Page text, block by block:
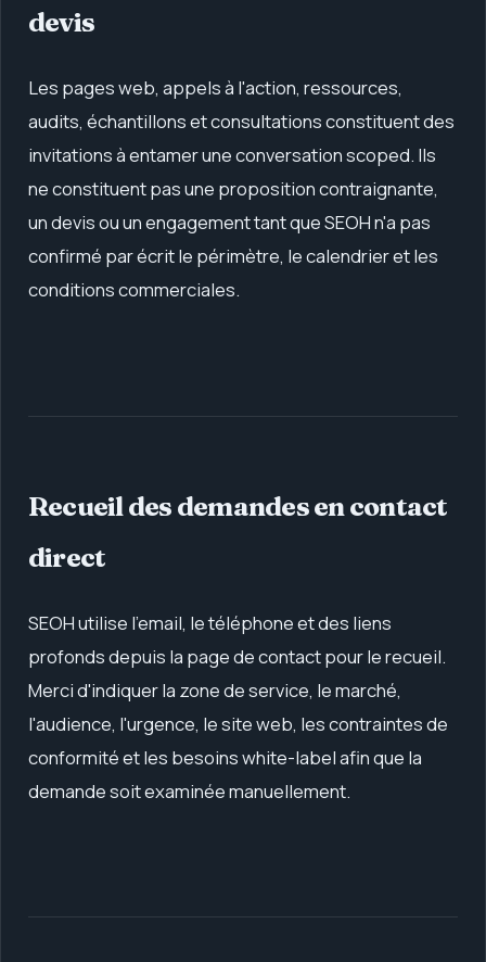
devis
Les pages web, appels à l'action, ressources,
audits, échantillons et consultations constituent des
invitations à entamer une conversation scoped. Ils
ne constituent pas une proposition contraignante,
un devis ou un engagement tant que SEOH n'a pas
confirmé par écrit le périmètre, le calendrier et les
conditions commerciales.
Recueil des demandes en contact
direct
SEOH utilise l'email, le téléphone et des liens
profonds depuis la page de contact pour le recueil.
Merci d'indiquer la zone de service, le marché,
l'audience, l'urgence, le site web, les contraintes de
conformité et les besoins white-label afin que la
demande soit examinée manuellement.